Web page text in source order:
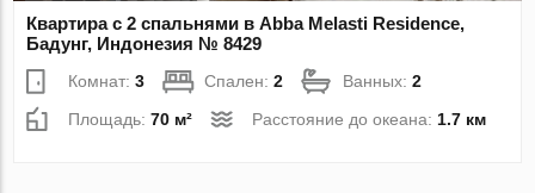
Квартира с 2 спальнями в Abba Melasti Residence,
Бадунг, Индонезия № 8429
Комнат:3 Спален:2 Ванных:2
Площадь:70 м² Расстояние до океана:1.7 км